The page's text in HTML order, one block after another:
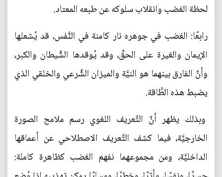
لحظة الغضب وانقلاب سلوكه عن طبعه المعتاد.
رابعًا: الغضب في جوهره نار كامنة في النَّفس، قد يُشعلها
الإيمان والغيرة على الحقِّ، وقد يُوقدها الشَّيطان والكبر،
وأنَّ الفارق بينهما هو النيَّة والميزان الشَّرعي والخلقي الذي
يضبط هذه الطَّاقة.
وبذلك يظهر أنَّ التَّعريف اللغوي رسم ملامح الصورة
الخارجيَّة، فيما كشف التَّعريف الاصطلاحي عن أعماقها
الداخليَّة، ومن مجموعهما نفهم الغضب كظاهرة كاملة: